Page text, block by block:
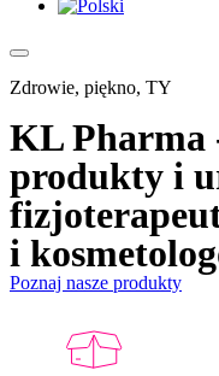
Zdrowie, piękno, TY
KL Pharma
produkty i
i
Poznaj nasze produkty